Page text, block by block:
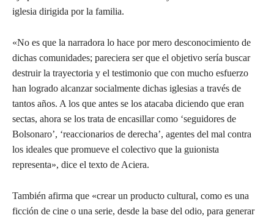
iglesia dirigida por la familia.
«No es que la narradora lo hace por mero desconocimiento de
dichas comunidades; pareciera ser que el objetivo sería buscar
destruir la trayectoria y el testimonio que con mucho esfuerzo
han logrado alcanzar socialmente dichas iglesias a través de
tantos años. A los que antes se los atacaba diciendo que eran
sectas, ahora se los trata de encasillar como ‘seguidores de
Bolsonaro’, ‘reaccionarios de derecha’, agentes del mal contra
los ideales que promueve el colectivo que la guionista
representa», dice el texto de Aciera.
También afirma que «crear un producto cultural, como es una
ficción de cine o una serie, desde la base del odio, para generar